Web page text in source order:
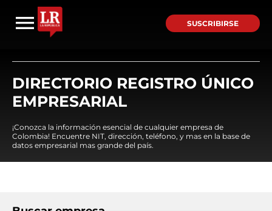
SUSCRIBIRSE
DIRECTORIO REGISTRO ÚNICO
EMPRESARIAL
¡Conozca la información esencial de cualquier empresa de
Colombia! Encuentre NIT, dirección, teléfono, y mas en la base de
datos empresarial mas grande del país.